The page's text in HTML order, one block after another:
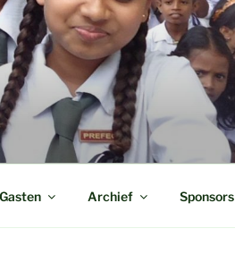
Gasten Archief Sponsors